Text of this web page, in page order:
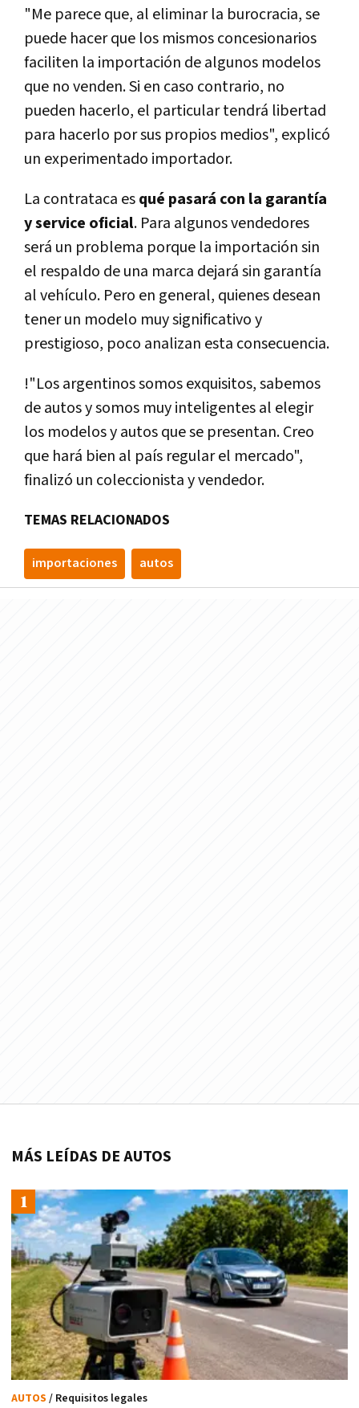
"Me parece que, al eliminar la burocracia, se
puede hacer que los mismos concesionarios
faciliten la importación de algunos modelos
que no venden. Si en caso contrario, no
pueden hacerlo, el particular tendrá libertad
para hacerlo por sus propios medios", explicó
un experimentado importador.
La contrataca esqué pasará con la garantía
y service oficial. Para algunos vendedores
será un problema porque la importación sin
el respaldo de una marca dejará sin garantía
al vehículo. Pero en general, quienes desean
tener un modelo muy significativo y
prestigioso, poco analizan esta consecuencia.
!"Los argentinos somos exquisitos, sabemos
de autos y somos muy inteligentes al elegir
los modelos y autos que se presentan. Creo
que hará bien al país regular el mercado",
finalizó un coleccionista y vendedor.
TEMAS RELACIONADOS
importaciones autos
MÁS LEÍDAS DE AUTOS
AUTOS / Requisitos legales